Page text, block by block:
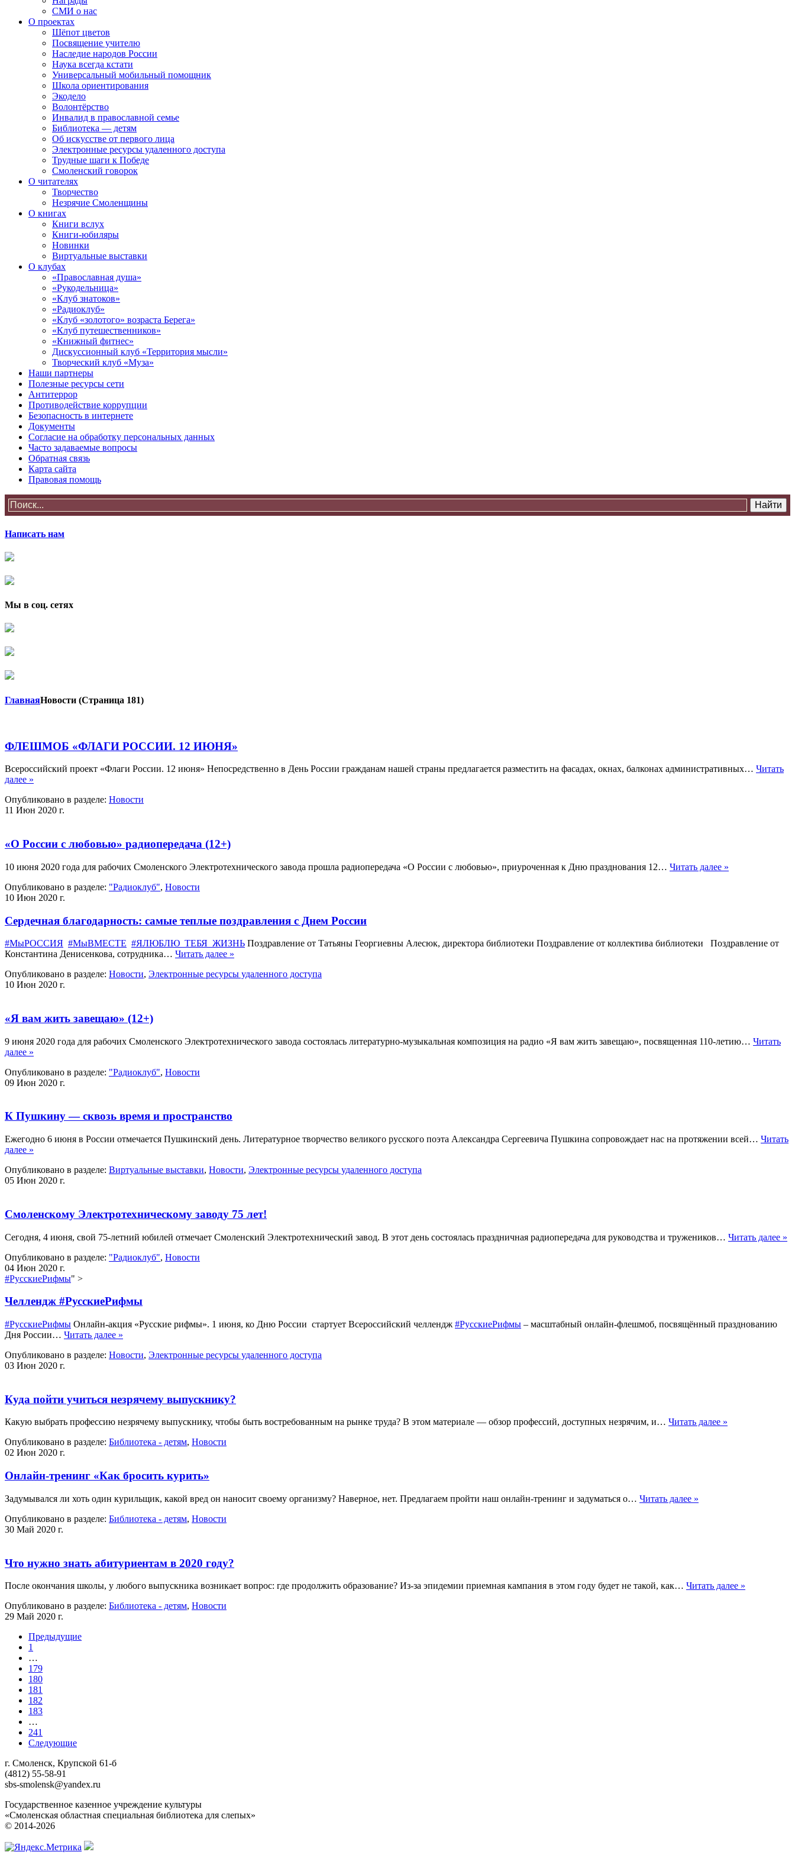
СМИ о нас
О проектах
Шёпот цветов
Посвящение учителю
Наследие народов России
Наука всегда кстати
Универсальный мобильный помощник
Школа ориентирования
Экодело
Волонтёрство
Инвалид в православной семье
Библиотека — детям
Об искусстве от первого лица
Электронные ресурсы удаленного доступа
Трудные шаги к Победе
Смоленский говорок
О читателях
Творчество
Незрячие Смоленщины
О книгах
Книги вслух
Книги-юбиляры
Новинки
Виртуальные выставки
О клубах
«Православная душа»
«Рукодельница»
«Клуб знатоков»
«Радиоклуб»
«Клуб «золотого» возраста Берега»
«Клуб путешественников»
«Книжный фитнес»
Дискуссионный клуб «Территория мысли»
Творческий клуб «Муза»
Наши партнеры
Полезные ресурсы сети
Антитеррор
Противодействие коррупции
Безопасность в интернете
Документы
Согласие на обработку персональных данных
Часто задаваемые вопросы
Обратная связь
Карта сайта
Правовая помощь
Написать нам
Мы в соц. сетях
ГлавнаяНовости (Страница 181)
ФЛЕШМОБ «ФЛАГИ РОССИИ. 12 ИЮНЯ»
Всероссийский проект «Флаги России. 12 июня» Непосредственно в День России гражданам нашей страны предлагается разместить на фасадах, окнах, балконах административных… Читать
далее »
Опубликовано в разделе: Новости
11 Июн 2020 г.
«О России с любовью» радиопередача (12+)
10 июня 2020 года для рабочих Смоленского Электротехнического завода прошла радиопередача «О России с любовью», приуроченная к Дню празднования 12… Читать далее »
Опубликовано в разделе: "Радиоклуб", Новости
10 Июн 2020 г.
Сердечная благодарность: самые теплые поздравления с Днем России
#МыРОССИЯ #МыВМЕСТЕ #ЯЛЮБЛЮ_ТЕБЯ_ЖИЗНЬ Поздравление от Татьяны Георгиевны Алесюк, директора библиотеки Поздравление от коллектива библиотеки Поздравление от
Константина Денисенкова, сотрудника… Читать далее »
Опубликовано в разделе: Новости, Электронные ресурсы удаленного доступа
10 Июн 2020 г.
«Я вам жить завещаю» (12+)
9 июня 2020 года для рабочих Смоленского Электротехнического завода состоялась литературно-музыкальная композиция на радио «Я вам жить завещаю», посвященная 110-летию… Читать
далее »
Опубликовано в разделе: "Радиоклуб", Новости
09 Июн 2020 г.
К Пушкину — сквозь время и пространство
Ежегодно 6 июня в России отмечается Пушкинский день. Литературное творчество великого русского поэта Александра Сергеевича Пушкина сопровождает нас на протяжении всей… Читать
далее »
Опубликовано в разделе: Виртуальные выставки, Новости, Электронные ресурсы удаленного доступа
05 Июн 2020 г.
Смоленскому Электротехническому заводу 75 лет!
Сегодня, 4 июня, свой 75-летний юбилей отмечает Смоленский Электротехнический завод. В этот день состоялась праздничная радиопередача для руководства и тружеников… Читать далее »
Опубликовано в разделе: "Радиоклуб", Новости
04 Июн 2020 г.
#РусскиеРифмы" >
Челлендж #РусскиеРифмы
#РусскиеРифмы Онлайн-акция «Русские рифмы». 1 июня, ко Дню России стартует Всероссийский челлендж #РусскиеРифмы – масштабный онлайн-флешмоб, посвящённый празднованию
Дня России… Читать далее »
Опубликовано в разделе: Новости, Электронные ресурсы удаленного доступа
03 Июн 2020 г.
Куда пойти учиться незрячему выпускнику?
Какую выбрать профессию незрячему выпускнику, чтобы быть востребованным на рынке труда? В этом материале — обзор профессий, доступных незрячим, и… Читать далее »
Опубликовано в разделе: Библиотека - детям, Новости
02 Июн 2020 г.
Онлайн-тренинг «Как бросить курить»
Задумывался ли хоть один курильщик, какой вред он наносит своему организму? Наверное, нет. Предлагаем пройти наш онлайн-тренинг и задуматься о… Читать далее »
Опубликовано в разделе: Библиотека - детям, Новости
30 Май 2020 г.
Что нужно знать абитуриентам в 2020 году?
После окончания школы, у любого выпускника возникает вопрос: где продолжить образование? Из-за эпидемии приемная кампания в этом году будет не такой, как… Читать далее »
Опубликовано в разделе: Библиотека - детям, Новости
29 Май 2020 г.
Предыдущие
1
…
179
180
181
182
183
…
241
Следующие
г. Смоленск, Крупской 61-б
(4812) 55-58-91
sbs-smolensk@yandex.ru
Государственное казенное учреждение культуры
«Смоленская областная специальная библиотека для слепых»
© 2014-2026